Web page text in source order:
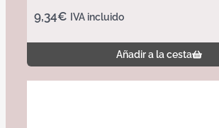
9,34€ IVA incluido
Añadir a la cesta